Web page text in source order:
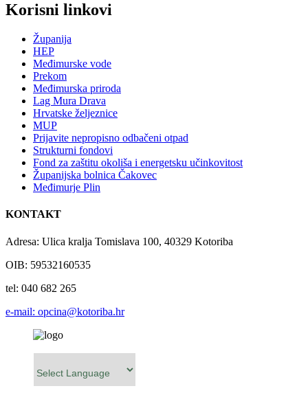
Korisni linkovi
Županija
HEP
Međimurske vode
Prekom
Međimurska priroda
Lag Mura Drava
Hrvatske željeznice
MUP
Prijavite nepropisno odbačeni otpad
Strukturni fondovi
Fond za zaštitu okoliša i energetsku učinkovitost
Županijska bolnica Čakovec
Međimurje Plin
KONTAKT
Adresa: Ulica kralja Tomislava 100, 40329 Kotoriba
OIB: 59532160535
tel: 040 682 265
e-mail: opcina@kotoriba.hr